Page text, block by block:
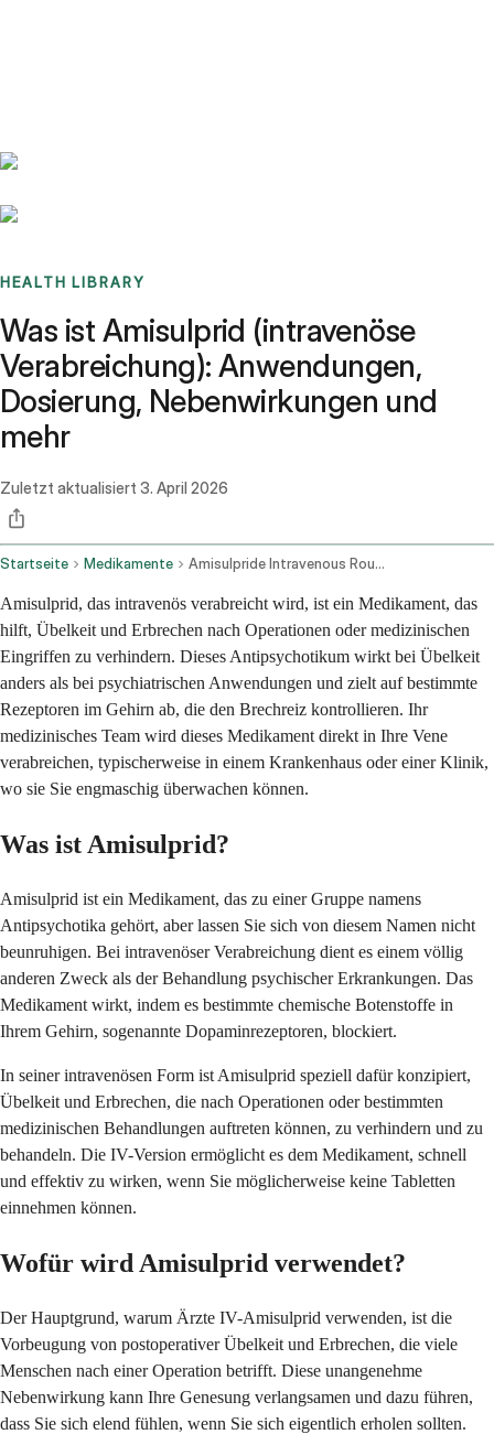
HEALTH LIBRARY
Was ist Amisulprid (intravenöse
Verabreichung): Anwendungen,
Dosierung, Nebenwirkungen und
mehr
Zuletzt aktualisiert 3. April 2026
Startseite Medikamente Amisulpride Intravenous Route
Amisulprid, das intravenös verabreicht wird, ist ein Medikament, das
hilft, Übelkeit und Erbrechen nach Operationen oder medizinischen
Eingriffen zu verhindern. Dieses Antipsychotikum wirkt bei Übelkeit
anders als bei psychiatrischen Anwendungen und zielt auf bestimmte
Rezeptoren im Gehirn ab, die den Brechreiz kontrollieren. Ihr
medizinisches Team wird dieses Medikament direkt in Ihre Vene
verabreichen, typischerweise in einem Krankenhaus oder einer Klinik,
wo sie Sie engmaschig überwachen können.
Was ist Amisulprid?
Amisulprid ist ein Medikament, das zu einer Gruppe namens
Antipsychotika gehört, aber lassen Sie sich von diesem Namen nicht
beunruhigen. Bei intravenöser Verabreichung dient es einem völlig
anderen Zweck als der Behandlung psychischer Erkrankungen. Das
Medikament wirkt, indem es bestimmte chemische Botenstoffe in
Ihrem Gehirn, sogenannte Dopaminrezeptoren, blockiert.
In seiner intravenösen Form ist Amisulprid speziell dafür konzipiert,
Übelkeit und Erbrechen, die nach Operationen oder bestimmten
medizinischen Behandlungen auftreten können, zu verhindern und zu
behandeln. Die IV-Version ermöglicht es dem Medikament, schnell
und effektiv zu wirken, wenn Sie möglicherweise keine Tabletten
einnehmen können.
Wofür wird Amisulprid verwendet?
Der Hauptgrund, warum Ärzte IV-Amisulprid verwenden, ist die
Vorbeugung von postoperativer Übelkeit und Erbrechen, die viele
Menschen nach einer Operation betrifft. Diese unangenehme
Nebenwirkung kann Ihre Genesung verlangsamen und dazu führen,
dass Sie sich elend fühlen, wenn Sie sich eigentlich erholen sollten.